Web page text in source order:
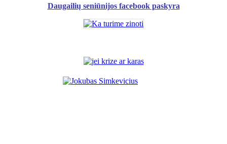
Daugailių seniūnijos facebook paskyra